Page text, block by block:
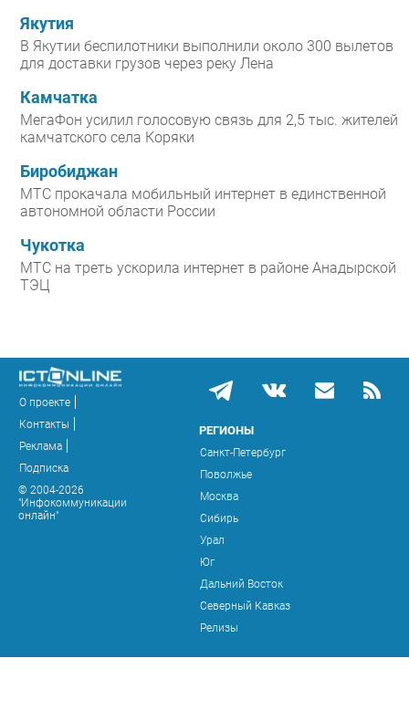
Якутия
В Якутии беспилотники выполнили около 300 вылетов
для доставки грузов через реку Лена
Камчатка
МегаФон усилил голосовую связь для 2,5 тыс. жителей
камчатского села Коряки
Биробиджан
МТС прокачала мобильный интернет в единственной
автономной области России
Чукотка
МТС на треть ускорила интернет в районе Анадырской
ТЭЦ
О проекте
Контакты
Реклама
Подписка
© 2004-2026
"Инфокоммуникации
онлайн"
РЕГИОНЫ
Санкт-Петербург
Поволжье
Москва
Сибирь
Урал
Юг
Дальний Восток
Северный Кавказ
Релизы